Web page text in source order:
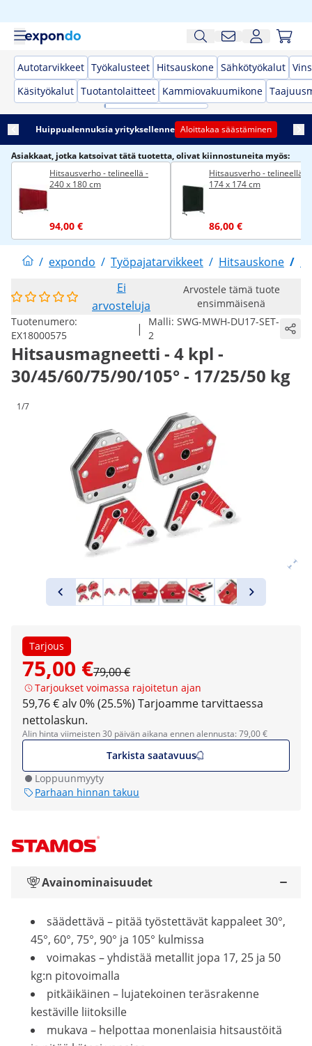
Autotarvikkeet Työkalusteet Hitsauskone Sähkötyökalut
Käsityökalut Tuotantolaitteet Kammiovakuumikone
Huippualennuksia yrityksellenne Aloittakaa säästäminen
Asiakkaat, jotka katsoivat tätä tuotetta, olivat kiinnostuneita myös:
Hitsausverho - telineellä -
240 x 180 cm
94,00 €
Hitsausverho - telineellä -
174 x 174 cm
86,00 €
/ expondo / Työpajatarvikkeet / Hitsauskone /
Ei
arvosteluja
Arvostele tämä tuote
ensimmäisenä
Tuotenumero:
EX18000575
| Malli:SWG-MWH-DU17-SET-
2
Hitsausmagneetti - 4 kpl -
30/45/60/75/90/105° - 17/25/50 kg
1/7
Tarjous
75,00 €79,00 €
Tarjoukset voimassa rajoitetun ajan
59,76 € alv 0% (25.5%) Tarjoamme tarvittaessa
nettolaskun.
Alin hinta viimeisten 30 päivän aikana ennen alennusta: 79,00 €
Tarkista saatavuus
Loppuunmyyty
Parhaan hinnan takuu
Avainominaisuudet
säädettävä – pitää työstettävät kappaleet 30°,
45°, 60°, 75°, 90° ja 105° kulmissa
voimakas – yhdistää metallit jopa 17, 25 ja 50
kg:n pitovoimalla
pitkäikäinen – lujatekoinen teräsrakenne
kestäville liitoksille
mukava – helpottaa monenlaisia hitsaustöitä